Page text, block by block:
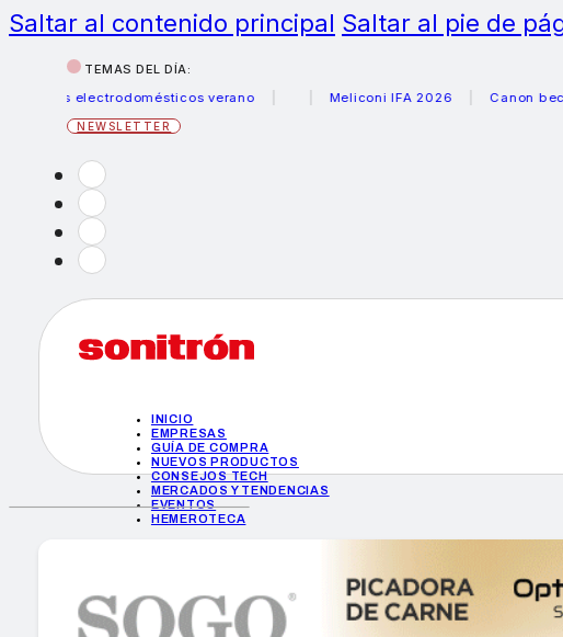
Saltar al contenido principal Saltar al pie de
TEMAS DEL DÍA:
electrodomésticos verano
Meliconi IFA 2026 Canon becas
NEWSLETTER
INICIO
EMPRESAS
GUÍA DE COMPRA
NUEVOS PRODUCTOS
CONSEJOS TECH
MERCADOS Y TENDENCIAS
EVENTOS
HEMEROTECA
GUÍA DE COMPRA
NUEVOS PRODUCTOS
CONSEJOS TECH